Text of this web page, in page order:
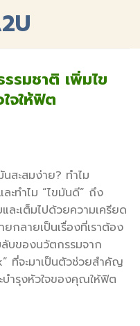
รมชาติ เพิ่มไข
จให้ฟิต
นสะสมง่าย? ทำไม
ะทำไม “ไขมันดี” ถึง
ะเต็มไปด้วยความเครียด
ยกลายเป็นเรื่องที่เราต้อง
ลับของนวัตกรรมจาก
ที่จะมาเป็นตัวช่วยสำคัญ
บำรุงหัวใจของคุณให้ฟิต